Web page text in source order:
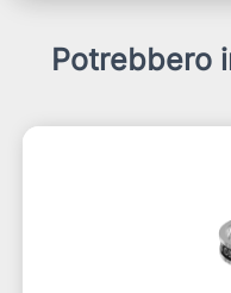
Potrebbero